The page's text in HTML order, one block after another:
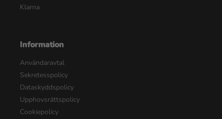
Klarna
Information
Användaravtal
Sekretesspolicy
Dataskyddspolicy
Upphovsrättspolicy
Cookiepolicy